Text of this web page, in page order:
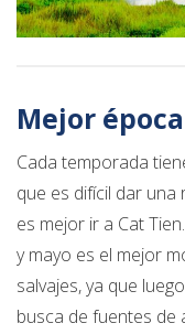
Mejor
Cada temporada
que es difícil dar
es mejor ir a Cat
y mayo es el mejor
salvajes, ya que
busca de fuentes de